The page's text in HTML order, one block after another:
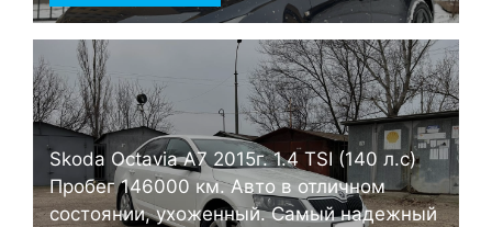
Skoda Octavia А7 2015г. 1.4 TSI (140 л.с)
Пробег 146000 км. Авто в отличном
состоянии, ухоженный. Самый надежный